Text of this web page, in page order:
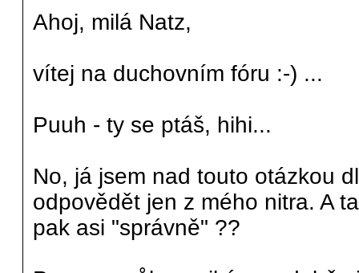
Ahoj, milá Natz,
vítej na duchovním fóru :-) ...
Puuh - ty se ptáš, hihi...
No, já jsem nad touto otázkou
odpovědět jen z mého nitra. A
pak asi "správně" ??